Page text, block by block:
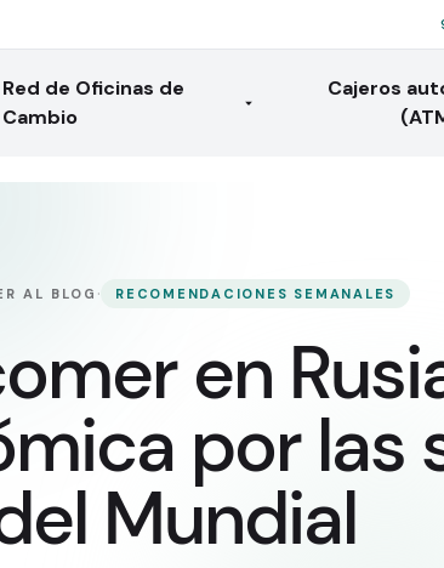
Red de Oficinas de
Cambio
Cajeros
AL BLOG · RECOMENDACIONES SEMANALES
en
por las
Mundial